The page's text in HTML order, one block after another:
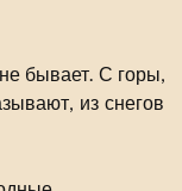
бывает. С горы,
из снегов